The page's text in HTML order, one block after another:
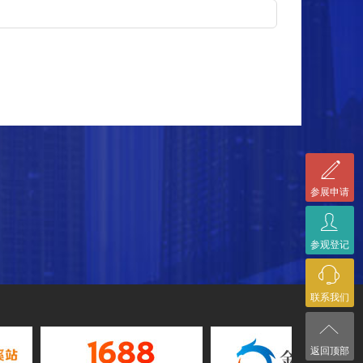
ꄅ
参展申请
参观登记
ꄑ
ꂁ
返回顶部
ꁱ
联系我们